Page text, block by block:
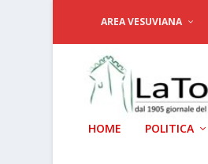
AREA VESUVIANA
HOME POLITICA